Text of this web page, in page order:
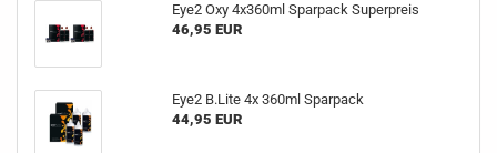
Eye2 Oxy 4x360ml Sparpack Superpreis
46,95 EUR
Eye2 B.Lite 4x 360ml Sparpack
44,95 EUR